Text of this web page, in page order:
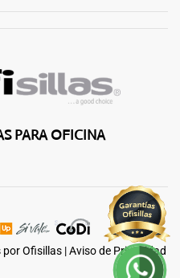
PARA OFICINA
por Ofisillas |Aviso de Privacidad